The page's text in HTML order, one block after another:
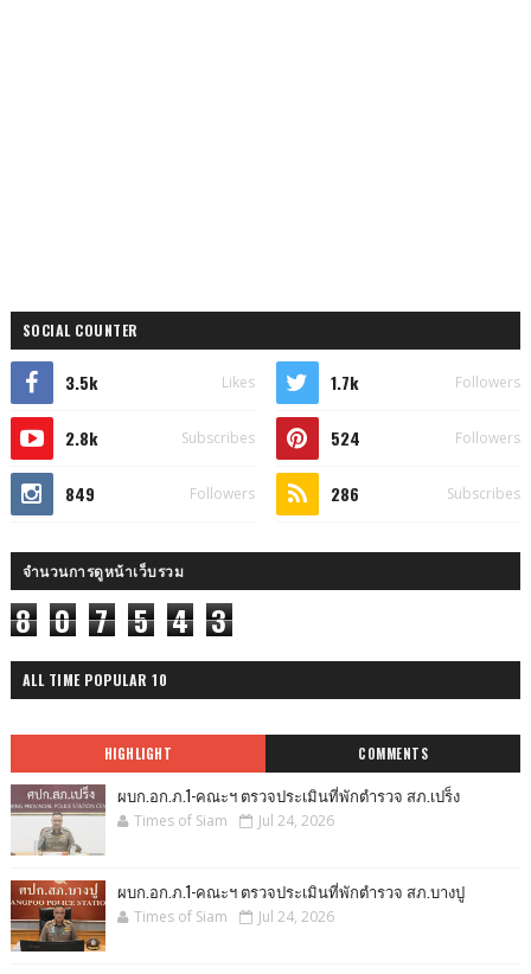
SOCIAL COUNTER
3.5k Likes 1.7k Followers
2.8k Subscribes 524 Followers
849 Followers 286 Subscribes
จำนวนการดูหน้าเว็บรวม
8 0 7 5 4 3
ALL TIME POPULAR 10
HIGHLIGHT COMMENTS
ผบก.อก.ภ.1-คณะฯ ตรวจประเมินที่พักตำรวจ สภ.เปร็ง
Times of Siam Jul 24, 2026
ผบก.อก.ภ.1-คณะฯ ตรวจประเมินที่พักตำรวจ สภ.บางปู
Times of Siam Jul 24, 2026